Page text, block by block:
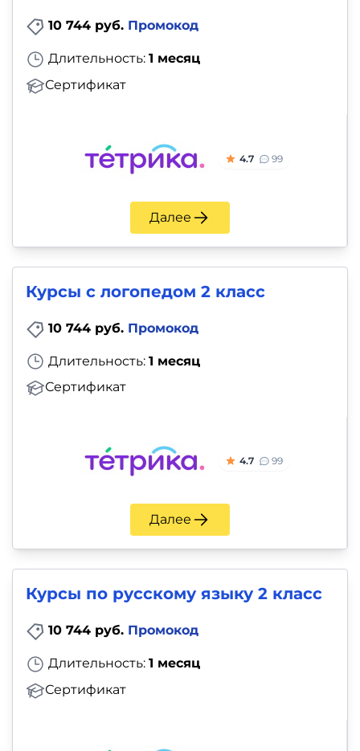
10 744 руб. Промокод
Длительность: 1 месяц
Сертификат
4.7 99
Далее
Курсы с логопедом 2 класс
10 744 руб. Промокод
Длительность: 1 месяц
Сертификат
4.7 99
Далее
Курсы по русскому языку 2 класс
10 744 руб. Промокод
Длительность: 1 месяц
Сертификат